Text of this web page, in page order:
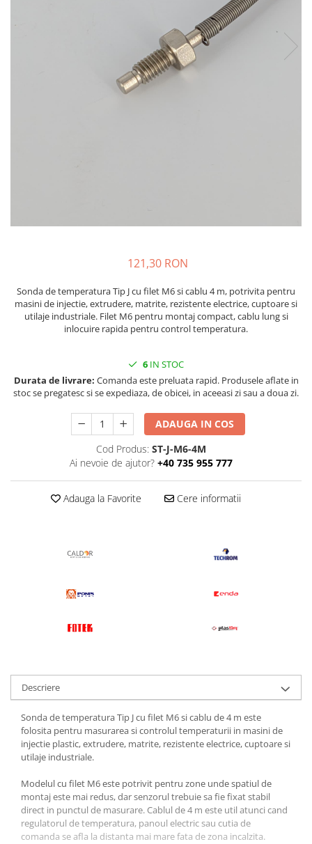
Rezistente electrice plate mica
Rezistentele tubulare flexibile
Rezistență microtubulară
dreapt
121,30 RON
Sonda de temperatura Tip J cu filet M6 si cablu 4 m, potrivita pentru
masini de injectie, extrudere, matrite, rezistente electrice, cuptoare si
utilaje industriale. Filet M6 pentru montaj compact, cablu lung si
inlocuire rapida pentru control temperatura.
6 IN STOC
Durata de livrare: Comanda este preluata rapid. Produsele aflate in
stoc se pregatesc si se expediaza, de obicei, in aceeasi zi sau a doua zi.
ADAUGA IN COS
Cod Produs: ST-J-M6-4M
Ai nevoie de ajutor? +40 735 955 777
Adauga la Favorite Cere informatii
Descriere
Sonda de temperatura Tip J cu filet M6 si cablu de 4 m este
folosita pentru masurarea si controlul temperaturii in masini de
injectie plastic, extrudere, matrite, rezistente electrice, cuptoare si
utilaje industriale.
Modelul cu filet M6 este potrivit pentru zone unde spatiul de
montaj este mai redus, dar senzorul trebuie sa fie fixat stabil
direct in punctul de masurare. Cablul de 4 m este util atunci cand
regulatorul de temperatura, panoul electric sau cutia de
comanda se afla la distanta mai mare fata de zona incalzita.